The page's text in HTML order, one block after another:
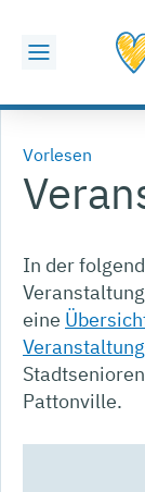
Vorlesen
In der
eine
Pattonville.